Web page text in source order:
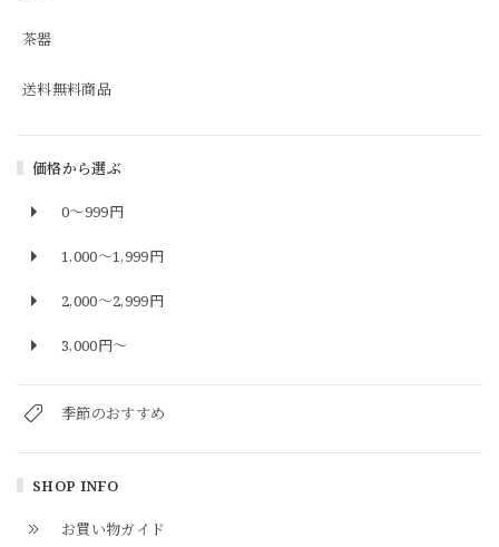
茶器
送料無料商品
価格から選ぶ
0～999円
1,000〜1,999円
2,000〜2,999円
3,000円〜
季節のおすすめ
SHOP INFO
お買い物ガイド